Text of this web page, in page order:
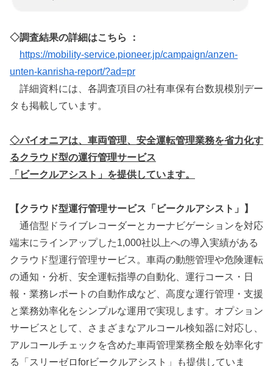
◇調査結果の詳細はこちら ：
https://mobility-service.pioneer.jp/campaign/anzen-
unten-kanrisha-report/?ad=pr
詳細資料には、各調査項目の社有車保有台数規模別デー
タも掲載しています。
◇パイオニアは、車両管理、安全運転管理業務を省力化す
るクラウド型の運行管理サービス
「ビークルアシスト」を提供しています。
【クラウド型運行管理サービス「ビークルアシスト」】
通信型ドライブレコーダーとカーナビゲーションを対応
端末にラインアップした1,000社以上への導入実績がある
クラウド型運行管理サービス。車両の動態管理や危険運転
の通知・分析、安全運転指導の自動化、運行コース・日
報・業務レポートの自動作成など、高度な運行管理・支援
と業務効率化をシンプルな運用で実現します。オプション
サービスとして、さまざまなアルコール検知器に対応し、
アルコールチェックを含めた車両管理業務全般を効率化す
る「スリーゼロforビークルアシスト」も提供していま